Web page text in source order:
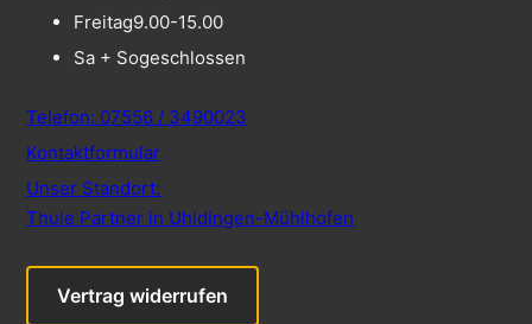
Freitag9.00-15.00
Sa + Sogeschlossen
Telefon: 07556 / 3490023
Kontaktformular
Unser Standort:
Thule Partner in Uhldingen-Mühlhofen
Vertrag widerrufen